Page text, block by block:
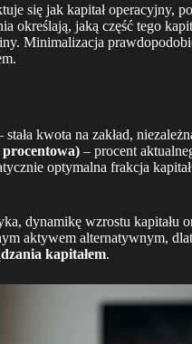
się jak kapitał operacyjny,
określają, jaką część tego
Minimalizacja
stała kwota na zakład,
– procent
optymalna frakcja
dynamikę wzrostu kapitału
aktywem alternatywnym,
kapitałem.